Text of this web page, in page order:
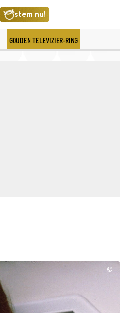
stem nu!
GOUDEN TELEVIZIER-RING
©